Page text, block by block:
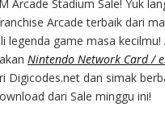
Arcade Stadium Sale! Yuk
Arcade terbaik dari
legenda game masa kecilmu!
Nintendo Network Card /
Digicodes.net dan simak
dari Sale minggu ini!